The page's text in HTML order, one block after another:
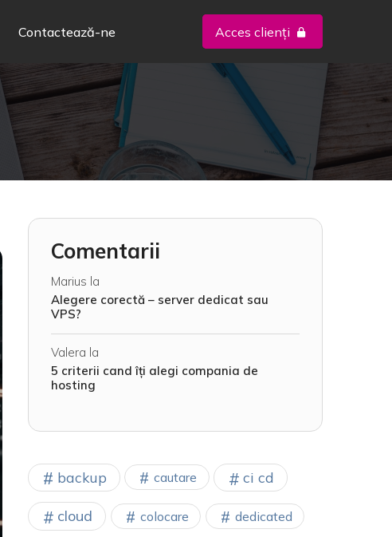
Contactează-ne Acces clienți
Comentarii
Marius la
Alegere corectă – server dedicat sau
VPS?
Valera la
5 criterii cand îți alegi compania de
hosting
backup cautare ci cd
cloud colocare dedicated